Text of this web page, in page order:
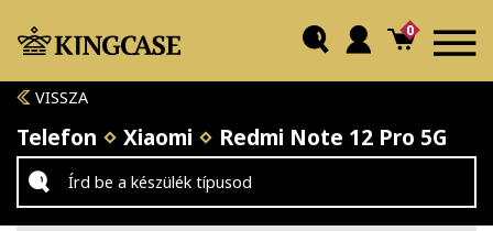
0
VISSZA
Telefon Xiaomi Redmi Note 12 Pro 5G